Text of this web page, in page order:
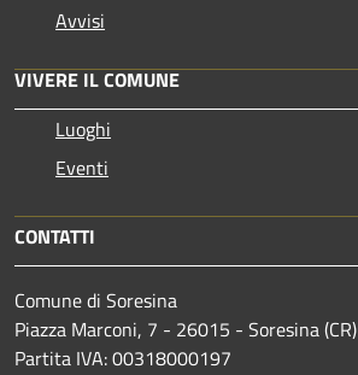
Avvisi
VIVERE IL COMUNE
Luoghi
Eventi
CONTATTI
Comune di Soresina
Piazza Marconi, 7 - 26015 - Soresina (CR)
Partita IVA: 00318000197